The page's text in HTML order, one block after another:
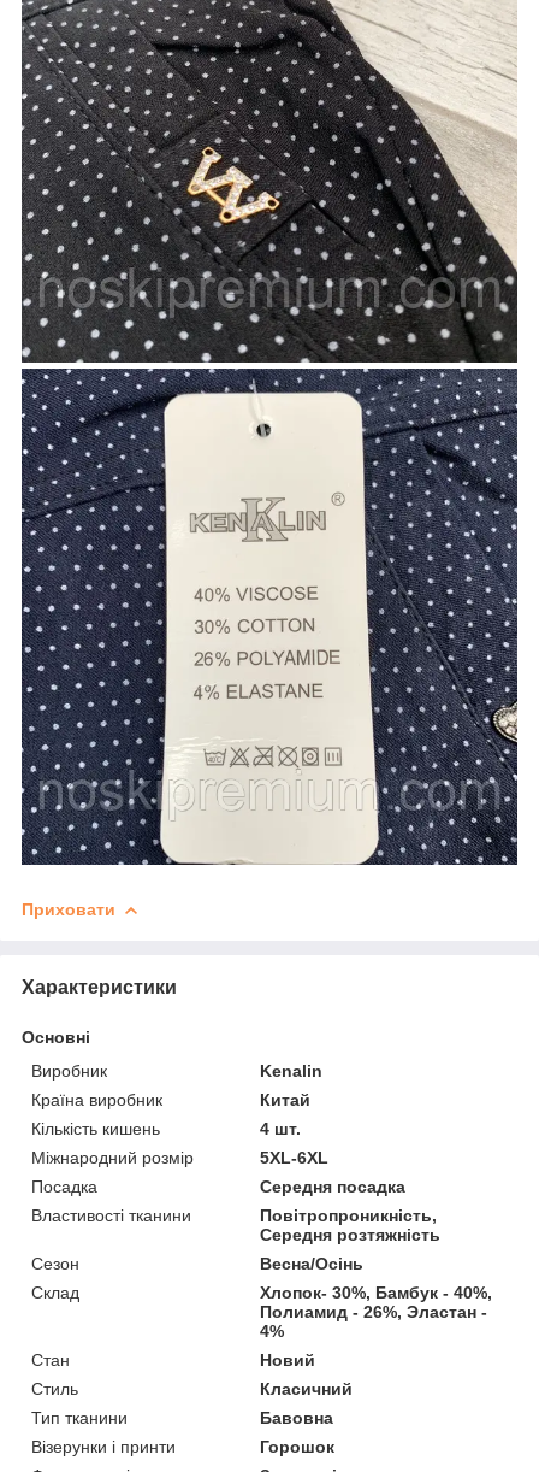
Приховати
Характеристики
Основні
Виробник
Kenalin
Країна виробник
Китай
Кількість кишень
4 шт.
Міжнародний розмір
5XL-6XL
Посадка
Середня посадка
Властивості тканини
Повітропроникність,
Середня розтяжність
Сезон
Весна/Осінь
Склад
Хлопок- 30%, Бамбук - 40%,
Полиамид - 26%, Эластан -
4%
Стан
Новий
Стиль
Класичний
Тип тканини
Бавовна
Візерунки і принти
Горошок